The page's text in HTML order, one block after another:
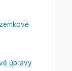
úpravy